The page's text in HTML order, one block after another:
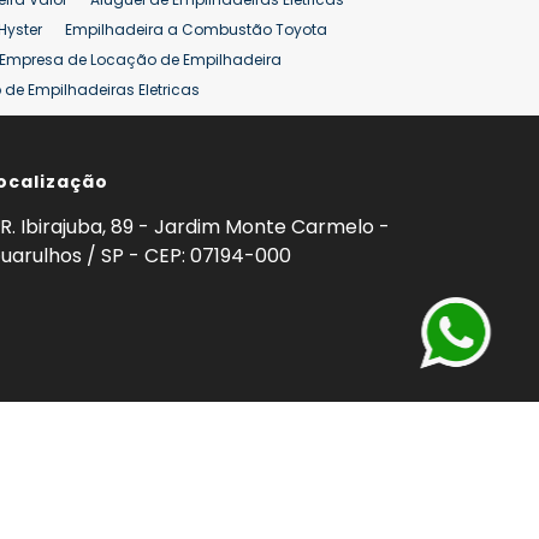
Empilhadeira a Combustão Toyota
Empresa de Locação de Empilhadeira
Empilhadeiras Eletricas
de Empilhadeiras
Empilhadeira Hyster
ton Venda Empilhadeiras 25 ton
R. Ibirajuba, 89 - Jardim Monte Carmelo -
/ SP - CEP: 07194-000